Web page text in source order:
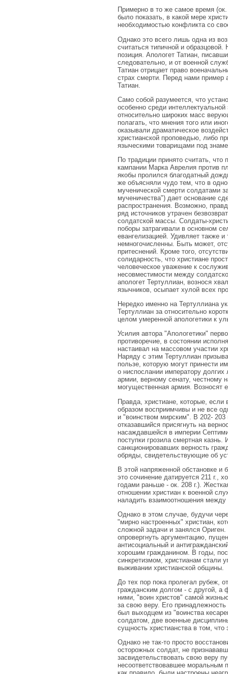
Примерно в то же самое время
было показать, в какой мере
необходимостью конфликта со
Однако это всего лишь одна из
считаться типичной и
позиция. Апологет Татиан,
следовательно, и от военной
Татиан отрицает право
страх смерти. Перед нами пример
Татиан.
Само собой разумеется, что
особенно среди
относительно широких масс
полагать, что мнения того или
оказывали драматическое
христианской проповедью, либо
языческими товарищами под
По традиции принято считать,
кампании Марка Аврелия против
якобы пролился благодатный
же объясняли чудо тем, что в
мученической смерти солдатами
мученичества") дает основание
распространения. Возможно,
ряд источников утрачен
солдатской массы. Солдаты-
поборы затрагивали в основном
евангелизацией. Удивляет также
немногочисленны. Быть может,
притеснений. Кроме того,
солидарность, что христиане
человеческое уважение к
несовместимости между
апологет Тертуллиан, вознося
язычников, осыпает хулой всех
Нередко именно на Тертуллиана
Тертуллиан за относительно
целом умеренной апологетики к
Усилия автора "Апологетики"
противоречие, в состоянии
настаивал на массовом участии
Наряду с этим Тертуллиан
пользе, которую могут принести
о ниспослании императору
армии, верному сенату, честному
могущественная армия. Возносят
Правда, христиане, которые,
образом восприимчивы и не все
и "воинством мирским". В 202-
отказавшийся присягнуть на
насаждавшейся в империи
поступки грозила смертная
санкционировавших верность
обряды, свидетельствующие об
В этой напряженной обстановке
это сочинение датируется 211 г.,
годами раньше - ок. 208 г.).
отношении христиан к военной
наладить взаимоотношения
Однако в этом случае, будучи
"мирно настроенных" христиан,
сложной задачи и занялся
опровергнуть аргументацию,
антисоциальный и
хорошим гражданином. В годы,
синкретизмом, христианам стали
выживании христианской общины.
До тех пор пока пролегал рубеж,
гражданским долгом - с другой, а
ними, "воин христов" самой
за свою веру. Его
был выходцем из "воинства
солдатом, две военные
сущность христианства в том,
Однако не так-то просто
осторожных солдат, не
засвидетельствовать свою веру
несоответствовавшее моральным